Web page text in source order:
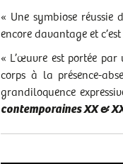
« Une symbiose
encore davantage et
« L’œuvre est portée
corps à la présence-
grandiloquence
contemporaines XX &